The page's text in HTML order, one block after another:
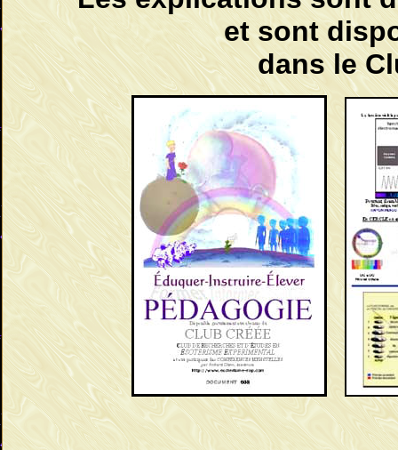
et sont
dans le